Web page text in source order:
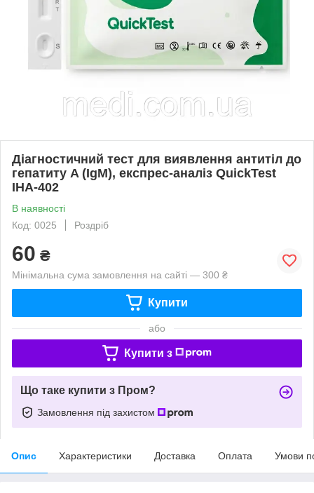
Діагностичний тест для виявлення антитіл до
гепатиту A (IgM), експрес-аналіз QuickTest
IHA-402
В наявності
Код: 0025
Роздріб
60 ₴
Мінімальна сума замовлення на сайті — 300 ₴
Купити
або
Купити з
Що таке купити з Пром?
Замовлення під захистом
Опис Характеристики Доставка Оплата Умови